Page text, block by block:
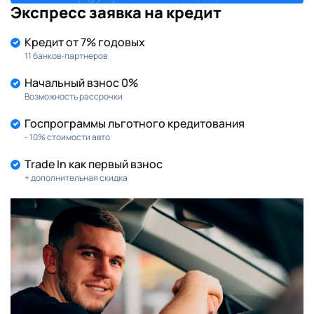
Экспресс заявка на кредит
Кредит от 7% годовых
11 банков-партнеров
Начальный взнос 0%
Возможность рассрочки
Госпрограммы льготного кредитования
- 10% стоимости авто
Trade In как первый взнос
+ дополнительная скидка